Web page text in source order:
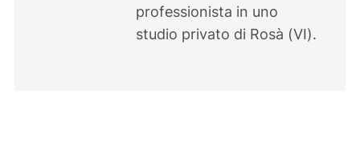
professionista in uno
studio privato di Rosà (VI).